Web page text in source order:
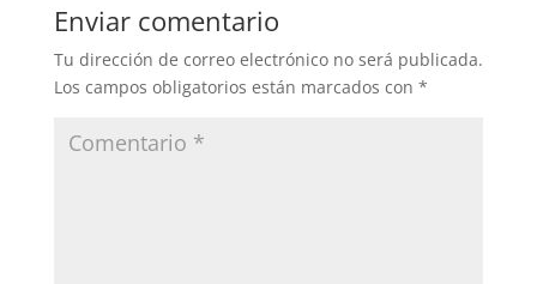
Enviar comentario
Tu dirección de correo electrónico no será publicada.
Los campos obligatorios están marcados con *